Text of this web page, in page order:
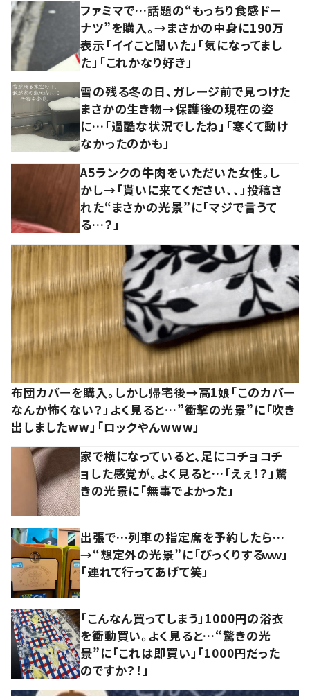
ファミマで…話題の“もっちり食感ドー
ナツ”を購入。→まさかの中身に190万
表示「イイこと聞いた」「気になってまし
た」「これかなり好き」
雪の残る冬の日、ガレージ前で見つけた
まさかの生き物→保護後の現在の姿
に…「過酷な状況でしたね」「寒くて動け
なかったのかも」
A5ランクの牛肉をいただいた女性。し
かし→「貰いに来てください、、」投稿さ
れた“まさかの光景”に「マジで言うて
る…？」
布団カバーを購入。しかし帰宅後→高1娘「このカバー
なんか怖くない？」よく見ると…”衝撃の光景”に「吹き
出しましたww」「ロックやんwww」
家で横になっていると、足にコチョコチ
ョした感覚が。よく見ると…「えぇ！？」驚
きの光景に「無事でよかった」
出張で…列車の指定席を予約したら…
→“想定外の光景”に「びっくりするｗｗ」
「連れて行ってあげて笑」
「こんなん買ってしまう」1000円の浴衣
を衝動買い。よく見ると…“驚きの光
景”に「これは即買い」「1000円だった
のですか？！」